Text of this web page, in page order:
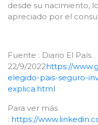
desde su nacimiento,
apreciado por el
Fuente : Diario El País .
22/9/2022https://
elegido-pais-seguro-
explica.html
Para ver más
: https://